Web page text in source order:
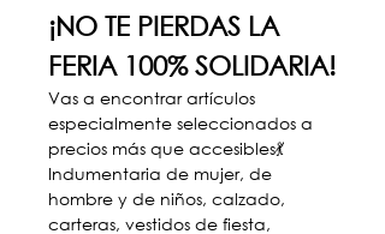
¡NO TE PIERDAS LA
FERIA 100% SOLIDARIA!
Vas a encontrar artículos
especialmente seleccionados a
precios más que accesibles💃
Indumentaria de mujer, de
hombre y de niños, calzado,
carteras, vestidos de fiesta,